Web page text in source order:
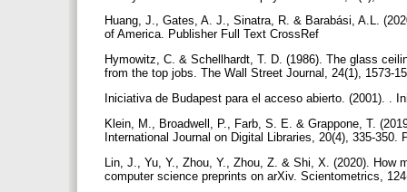
Huang, J., Gates, A. J., Sinatra, R. & Barabási, A.L.
of America. Publisher Full Text CrossRef
Hymowitz, C. & Schellhardt, T. D. (1986). The glass
from the top jobs. The Wall Street Journal, 24(1), 1573-
Iniciativa de Budapest para el acceso abierto. (2001). .
Klein, M., Broadwell, P., Farb, S. E. & Grappone, T.
International Journal on Digital Libraries, 20(4), 335-
Lin, J., Yu, Y., Zhou, Y., Zhou, Z. & Shi, X. (2020). How
computer science preprints on arXiv. Scientometrics,